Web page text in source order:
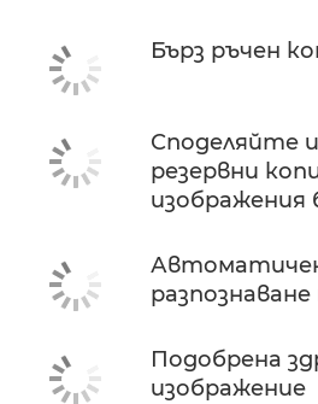
Бърз ръчен
Споделяйте
резервни
изображения
Подобрена
изображение